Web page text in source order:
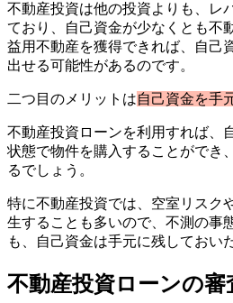
不動産投資は他の投資よりも、レ
ており、自己資金が少なくとも不
益用不動産を獲得できれば、自己
出せる可能性があるのです。
二つ目のメリットは自己資金を手
不動産投資ローンを利用すれば、
状態で物件を購入することができ
るでしょう。
特に不動産投資では、空室リスク
生することも多いので、不測の事
も、自己資金は手元に残しておい
不動産投資ローンの審